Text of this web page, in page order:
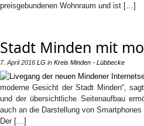
preisgebundenen Wohnraum und ist […]
Stadt Minden mit
7. April 2016 LG in Kreis Minden - Lübbecke
moderne Gesicht der Stadt Minden“,
und der übersichtliche Seitenaufbau
auch an die Darstellung von
Der […]